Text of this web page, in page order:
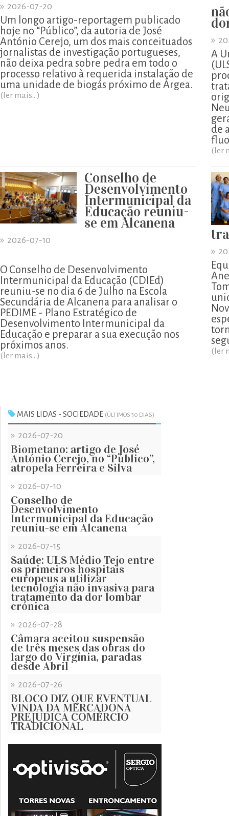
» 2026-07-20
Um longo artigo-reportagem publicado
hoje no “Público”, da autoria de José
António Cerejo, um dos mais conceituados
jornalistas de investigação portugueses,
não deixa pedra sobre pedra em todo o
processo relativo à requerida instalação de
uma unidade de biogás próximo de Árgea.
(ler mais...)
»
A
de
(ler
Conselho de
Desenvolvimento
Intermunicipal da
Educação reuniu-
se em Alcanena
» 2026-07-10
O Conselho de Desenvolvimento
Intermunicipal da Educação (CDIEd)
reuniu-se no dia 6 de Julho na Escola
Secundária de Alcanena para analisar o
PEDIME - Plano Estratégico de
Desenvolvimento Intermunicipal da
Educação e preparar a sua execução nos
próximos anos.
(ler mais...)
»
(ler
MAIS LIDAS - SOCIEDADE (ÚLTIMOS 30 DIAS)
» 2026-07-20
Biometano: artigo de José
António Cerejo, no “Público”,
atropela Ferreira e Silva
» 2026-07-10
Conselho de
Desenvolvimento
Intermunicipal da Educação
reuniu-se em Alcanena
» 2026-07-15
Saúde: ULS Médio Tejo entre
os primeiros hospitais
europeus a utilizar
tecnologia não invasiva para
tratamento da dor lombar
crónica
» 2026-07-28
Câmara aceitou suspensão
de três meses das obras do
largo do Virgínia, paradas
desde Abril
» 2026-07-26
BLOCO DIZ QUE EVENTUAL
VINDA DA MERCADONA
PREJUDICA COMÉRCIO
TRADICIONAL